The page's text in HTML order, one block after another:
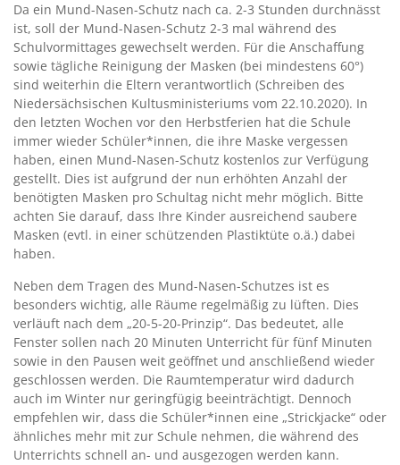
Da ein Mund-Nasen-Schutz nach ca. 2-3 Stunden durchnässt
ist, soll der Mund-Nasen-Schutz 2-3 mal während des
Schulvormittages gewechselt werden. Für die Anschaffung
sowie tägliche Reinigung der Masken (bei mindestens 60°)
sind weiterhin die Eltern verantwortlich (Schreiben des
Niedersächsischen Kultusministeriums vom 22.10.2020). In
den letzten Wochen vor den Herbstferien hat die Schule
immer wieder Schüler*innen, die ihre Maske vergessen
haben, einen Mund-Nasen-Schutz kostenlos zur Verfügung
gestellt. Dies ist aufgrund der nun erhöhten Anzahl der
benötigten Masken pro Schultag nicht mehr möglich. Bitte
achten Sie darauf, dass Ihre Kinder ausreichend saubere
Masken (evtl. in einer schützenden Plastiktüte o.ä.) dabei
haben.
Neben dem Tragen des Mund-Nasen-Schutzes ist es
besonders wichtig, alle Räume regelmäßig zu lüften. Dies
verläuft nach dem „20-5-20-Prinzip“. Das bedeutet, alle
Fenster sollen nach 20 Minuten Unterricht für fünf Minuten
sowie in den Pausen weit geöffnet und anschließend wieder
geschlossen werden. Die Raumtemperatur wird dadurch
auch im Winter nur geringfügig beeinträchtigt. Dennoch
empfehlen wir, dass die Schüler*innen eine „Strickjacke“ oder
ähnliches mehr mit zur Schule nehmen, die während des
Unterrichts schnell an- und ausgezogen werden kann.